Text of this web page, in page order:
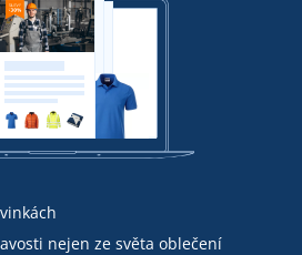
nejen ze světa oblečení